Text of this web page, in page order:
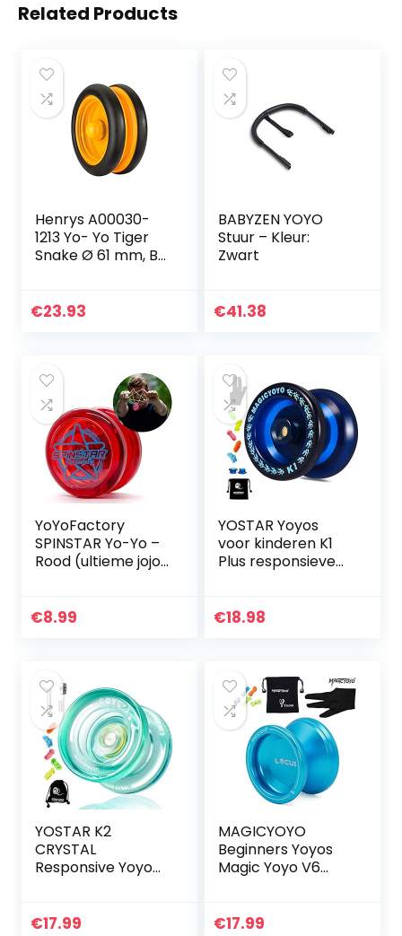
Related Products
Henrys A00030-
1213 Yo- Yo Tiger
Snake Ø 61 mm, B
(gesorteerde
€23.93
BABYZEN YOYO
Stuur – Kleur:
Zwart
€41.38
YoYoFactory
SPINSTAR Yo-Yo –
Rood (ultieme jojo
€8.99
YOSTAR Yoyos
voor kinderen K1
Plus responsieve
snaren,
€18.98
YOSTAR K2
CRYSTAL
Responsive Yoyo
voor beginners,
€17.99
MAGICYOYO
Beginners Yoyos
Magic Yoyo V6
Responsive Yo-yos
€17.99